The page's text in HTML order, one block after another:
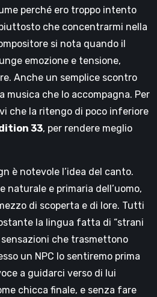
perché ero troppo intento
che concentrarmi nella
si nota quando il
emozione e tensione,
Anche un semplice scontro
musica che lo accompagna. Per
che la ritengo di poco inferiore
33, per rendere meglio
è notevole l’idea del canto.
naturale e primaria dell’uomo,
di scoperta e di lore. Tutti
la lingua fatta di “strani
che trasmettono
un NPC lo sentiremo prima
a guidarci verso di lui
chicca finale, e senza fare